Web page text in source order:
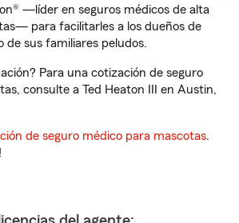
—líder en seguros médicos de alta
para facilitarles a los dueños de
de sus familiares peludos.
Para una cotización de seguro
consulte a Ted Heaton III en Austin,
de seguro médico para mascotas.